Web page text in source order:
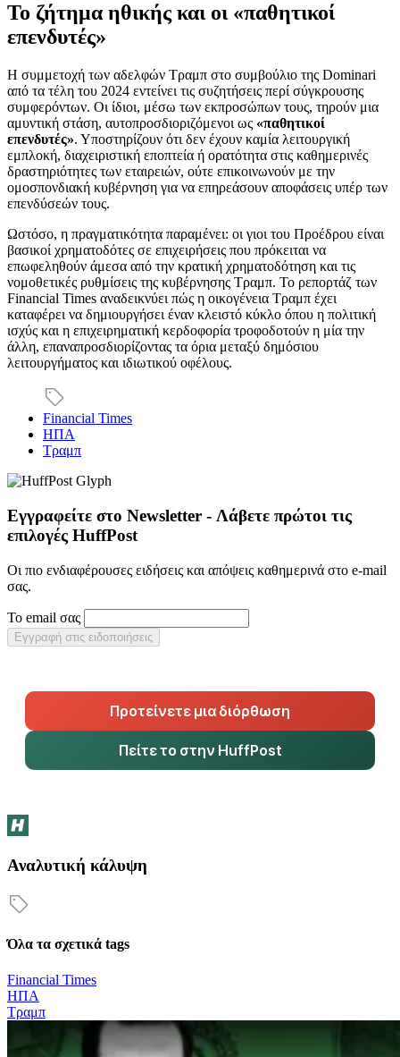
Το ζήτημα ηθικής και οι «παθητικοί
επενδυτές»
Η συμμετοχή των αδελφών Τραμπ στο συμβούλιο της Dominari
από τα τέλη του 2024 εντείνει τις συζητήσεις περί σύγκρουσης
συμφερόντων. Οι ίδιοι, μέσω των εκπροσώπων τους, τηρούν μια
αμυντική στάση, αυτοπροσδιοριζόμενοι ως «παθητικοί
επενδυτές». Υποστηρίζουν ότι δεν έχουν καμία λειτουργική
εμπλοκή, διαχειριστική εποπτεία ή ορατότητα στις καθημερινές
δραστηριότητες των εταιρειών, ούτε επικοινωνούν με την
ομοσπονδιακή κυβέρνηση για να επηρεάσουν αποφάσεις υπέρ των
επενδύσεών τους.
Ωστόσο, η πραγματικότητα παραμένει: οι γιοι του Προέδρου είναι
βασικοί χρηματοδότες σε επιχειρήσεις που πρόκειται να
επωφεληθούν άμεσα από την κρατική χρηματοδότηση και τις
νομοθετικές ρυθμίσεις της κυβέρνησης Τραμπ. Το ρεπορτάζ των
Financial Times αναδεικνύει πώς η οικογένεια Τραμπ έχει
καταφέρει να δημιουργήσει έναν κλειστό κύκλο όπου η πολιτική
ισχύς και η επιχειρηματική κερδοφορία τροφοδοτούν η μία την
άλλη, επαναπροσδιορίζοντας τα όρια μεταξύ δημόσιου
λειτουργήματος και ιδιωτικού οφέλους.
Financial Times
ΗΠΑ
Τραμπ
Εγγραφείτε στο Newsletter - Λάβετε πρώτοι τις
επιλογές HuffPost
Οι πιο ενδιαφέρουσες ειδήσεις και απόψεις καθημερινά στο e-mail
σας.
Το email σας
Εγγραφή στις ειδοποιήσεις
Προτείνετε μια διόρθωση
Πείτε το στην HuffPost
Αναλυτική κάλυψη
Όλα τα σχετικά tags
Financial Times
ΗΠΑ
Τραμπ